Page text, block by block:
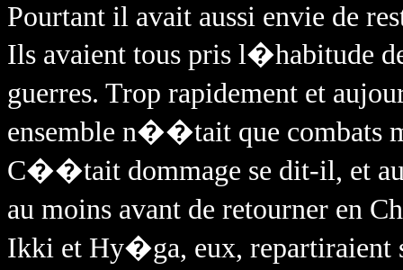
Pourtant il avait aussi envie de
Ils avaient tous pris l�habitude
guerres. Trop rapidement et
ensemble n��tait que combats
C��tait dommage se dit-il, et
au moins avant de retourner en
Ikki et Hy�ga, eux, repartiraient